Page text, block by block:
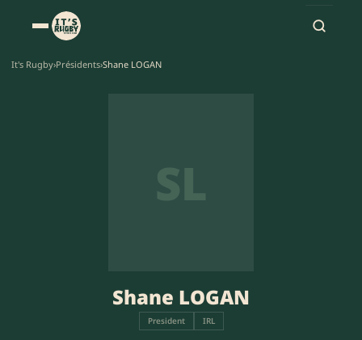
It's Rugby›Présidents›Shane LOGAN
SL
Shane LOGAN
President IRL